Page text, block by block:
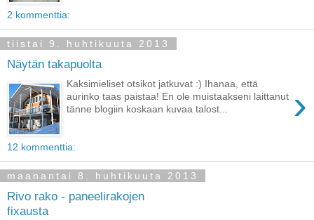
2 kommenttia:
tiistai 9. huhtikuuta 2013
Näytän takapuolta
›
Kaksimieliset otsikot jatkuvat :) Ihanaa, että
aurinko taas paistaa! En ole muistaakseni laittanut
tänne blogiin koskaan kuvaa talost...
12 kommenttia:
maanantai 8. huhtikuuta 2013
Rivo rako - paneelirakojen
fixausta